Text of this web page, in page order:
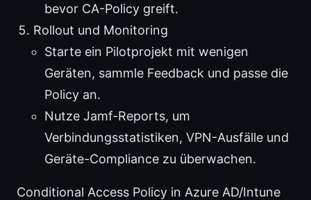
bevor CA-Policy greift.
Rollout und Monitoring
Starte ein Pilotprojekt mit wenigen
Geräten, sammle Feedback und passe die
Policy an.
Nutze Jamf-Reports, um
Verbindungsstatistiken, VPN-Ausfälle und
Geräte-Compliance zu überwachen.
Conditional Access Policy in Azure AD/Intune